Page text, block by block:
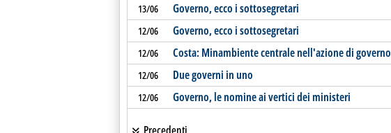
13/06 Governo, ecco i sottosegretari
12/06 Governo, ecco i sottosegretari
12/06 Costa: Minambiente centrale nell'azione di governo
12/06 Due governi in uno
12/06 Governo, le nomine ai vertici dei ministeri